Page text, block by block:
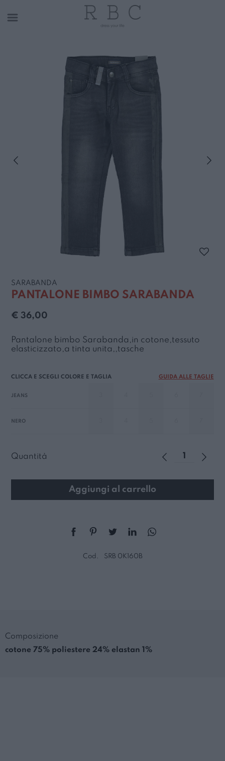
SARABANDA
PANTALONE BIMBO SARABANDA
€ 36,00
Pantalone bimbo Sarabanda,in cotone,tessuto
elasticizzato,a tinta unita,,tasche
GUIDA ALLE TAGLIE
JEANS
NERO
Quantità
Aggiungi al carrello
Cod. SRB 0K160B
Composizione
cotone 75% poliestere 24% elastan 1%